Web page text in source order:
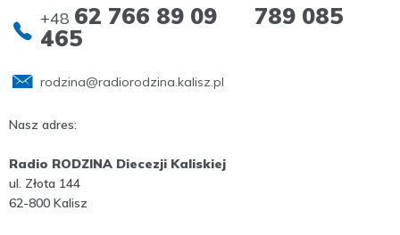
+48 62 766 89 09 789 085
465
rodzina@radiorodzina.kalisz.pl
Nasz adres:
Radio RODZINA Diecezji Kaliskiej
ul. Złota 144
62-800 Kalisz